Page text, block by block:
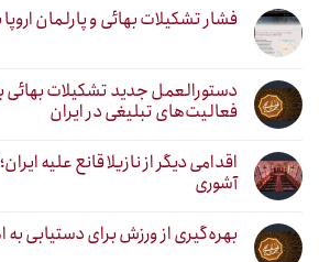
فشار تشکیلات بهائی و پارلمان
دستورالعمل جدید تشکیلات
فعالیت‌های تبلیغی در ایران
اقدامی دیگر از نازیلا قانع علیه
آشوری
بهره‌گیری از ورزش برای دستیابی